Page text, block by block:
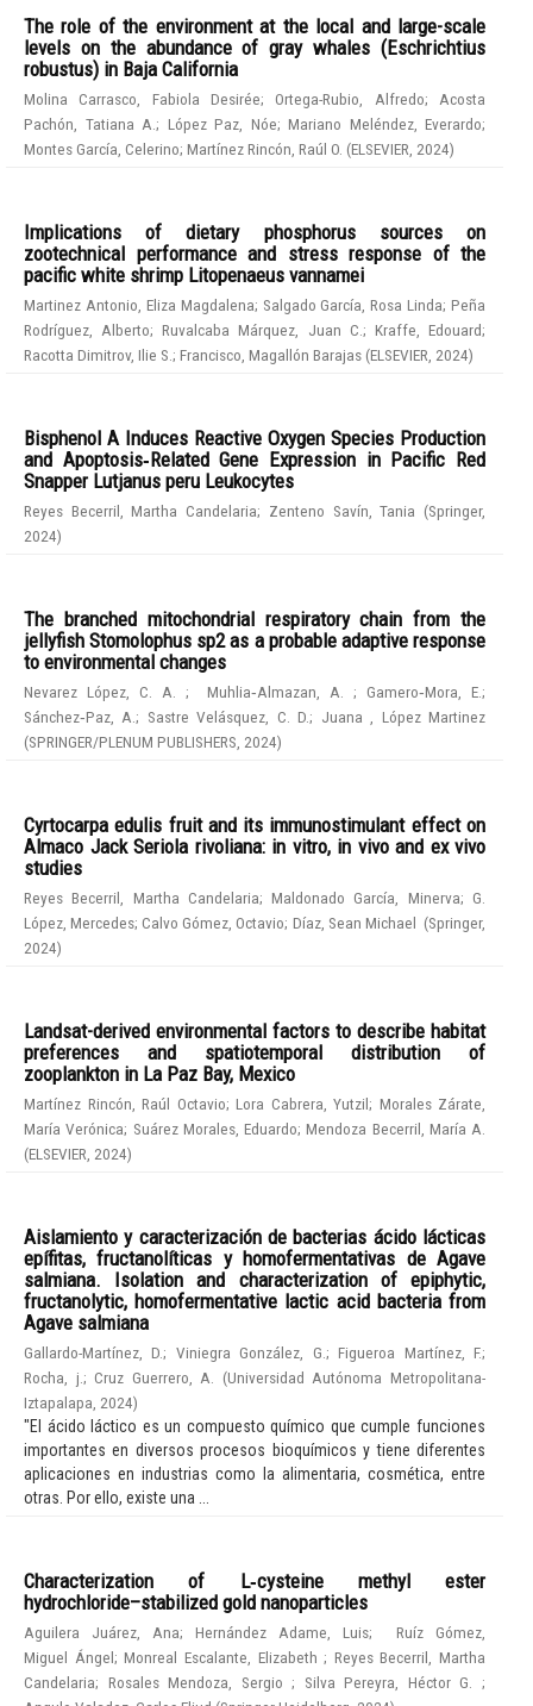
The role of the environment at the local and large-scale
levels on the abundance of gray whales (Eschrichtius
robustus) in Baja California
Molina Carrasco, Fabiola Desirée;Ortega-Rubio, Alfredo; Acosta
Pachón, Tatiana A. ; López Paz, Nóe; Mariano Meléndez, Everardo;
Montes García, Celerino; Martínez Rincón, Raúl O. (ELSEVIER 2024)
Implications of dietary phosphorus sources on
zootechnical performance and stress response of the
pacific white shrimp Litopenaeus vannamei
Martinez Antonio, Eliza Magdalena; Salgado García, Rosa Linda; Peña
Rodríguez, Alberto;Ruvalcaba Márquez, Juan C. ; Kraffe, Edouard;
Racotta Dimitrov, Ilie S. ; Francisco, Magallón Barajas (ELSEVIER 2024)
Bisphenol A Induces Reactive Oxygen Species Production
and Apoptosis‑Related Gene Expression in Pacific Red
Snapper Lutjanus peru Leukocytes
Reyes Becerril, Martha Candelaria; Zenteno Savín, Tania (Springer,
2024)
The branched mitochondrial respiratory chain from the
jellyfish Stomolophus sp2 as a probable adaptive response
to environmental changes
Nevarez López, C. A. ; Muhlia‑Almazan, A.;Gamero‑Mora, E.;
Sánchez‑Paz, A.; Sastre Velásquez, C. D.; Juana , López Martinez
(SPRINGER/PLENUM PUBLISHERS 2024)
Cyrtocarpa edulis fruit and its immunostimulant effect on
Almaco Jack Seriola rivoliana: in vitro, in vivo and ex vivo
studies
Reyes Becerril, Martha Candelaria;Maldonado García, Minerva;G.
López, Mercedes;Calvo Gómez, Octavio; Díaz, Sean Michael (Springer,
2024)
Landsat-derived environmental factors to describe habitat
preferences and spatiotemporal distribution of
zooplankton in La Paz Bay, Mexico
Martínez Rincón, Raúl Octavio; Lora Cabrera, Yutzil; Morales Zárate,
María Verónica; Suárez Morales, Eduardo;Mendoza Becerril, María A.
(ELSEVIER 2024)
Aislamiento y caracterización de bacterias ácido lácticas
epífitas, fructanolíticas y homofermentativas de Agave
salmiana. Isolation and characterization of epiphytic,
fructanolytic, homofermentative lactic acid bacteria from
Agave salmiana
Gallardo-Martínez, D.; Viniegra González, G. ;Figueroa Martínez, F.;
Rocha, j. ;Cruz Guerrero, A. (Universidad Autónoma Metropolitana-
Iztapalapa 2024)
"El ácido láctico es un compuesto químico que cumple funciones
importantes en diversos procesos bioquímicos y tiene diferentes
aplicaciones en industrias como la alimentaria, cosmética, entre
otras. Por ello, existe una ...
Characterization of L‑cysteine methyl ester
hydrochloride–stabilized gold nanoparticles
Aguilera Juárez, Ana; Hernández Adame, Luis;
Ruíz Gómez,
Miguel Ángel;Monreal Escalante, Elizabeth; Reyes Becerril, Martha
Candelaria; Rosales Mendoza, Sergio; Silva Pereyra, Héctor G.;